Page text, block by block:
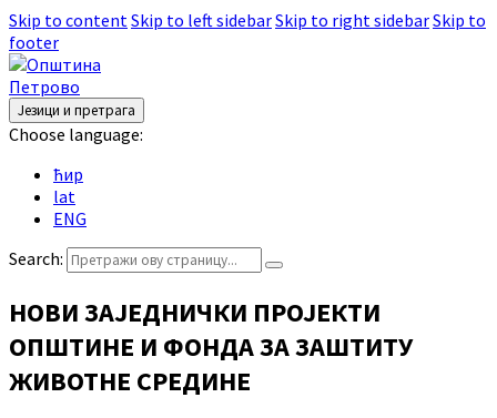
Skip to contentSkip to left sidebarSkip to right sidebarSkip to
footer
Језици и претрага
Choose language:
ћир
lat
ENG
Search:
НОВИ ЗАЈЕДНИЧКИ ПРОЈЕКТИ
ОПШТИНЕ И ФОНДА ЗА ЗАШТИТУ
ЖИВОТНЕ СРЕДИНЕ